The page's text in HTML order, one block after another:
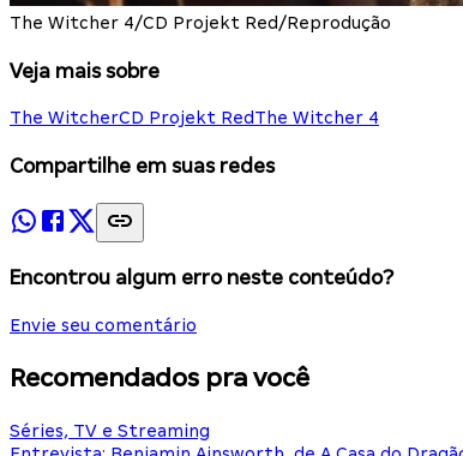
The Witcher 4/CD Projekt Red/Reprodução
Veja mais sobre
The WitcherCD Projekt RedThe Witcher 4
Compartilhe em suas redes
Encontrou algum erro neste conteúdo?
Envie seu comentário
Recomendados pra você
Séries, TV e Streaming